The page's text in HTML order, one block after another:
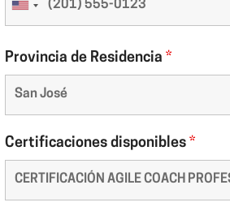
Provincia de Residencia *
Certificaciones disponibles *